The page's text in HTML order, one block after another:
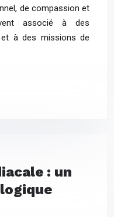
de compassion et
associé à des
à des missions de
: un